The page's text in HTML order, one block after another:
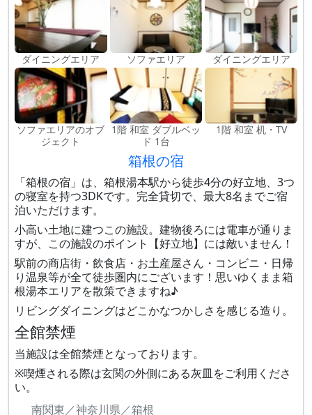
ダイニングエリア ソファエリア ダイニングエリア
ソファエリアのオブ
ジェクト
1階 和室 ダブルベッ
ド 1台
1階 和室 机・TV
箱根の宿
「箱根の宿」は、箱根湯本駅から徒歩4分の好立地、3つ
の寝室を持つ3DKです。完全貸切で、最大8名までご宿
泊いただけます。
小高い土地に建つこの施設。建物後ろには電車が通りま
すが、この施設のポイント【好立地】には敵いません！
駅前の商店街・飲食店・お土産屋さん・コンビニ・日帰
り温泉等が全て徒歩圏内にございます！思いゆくまま箱
根湯本エリアを散策できますね♪
リビングダイニングはどこかなつかしさを感じる造り。
全館禁煙
当施設は全館禁煙となっております。
※喫煙される際は玄関の外側にある灰皿をご利用くださ
い。
南関東／神奈川県／箱根